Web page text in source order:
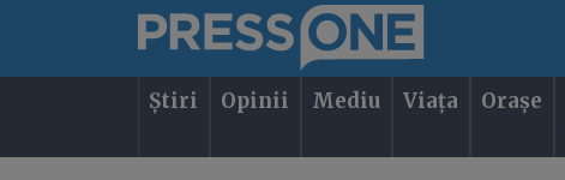
Știri Opinii Mediu Viața Orașe